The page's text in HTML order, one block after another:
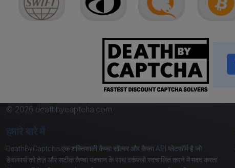
© 2026 deathbycaptcha.com
हमारे बारे में
DeathByCaptcha एक शक्तिशाली कैप्चा सॉल्वर और कैप्चा API प्लेटफॉर्म है जो
डेवलपर्स को तेज़ और सटीक कैप्चा पहचान के साथ वर्कफ़्लो स्वचालित करने में मदद करता